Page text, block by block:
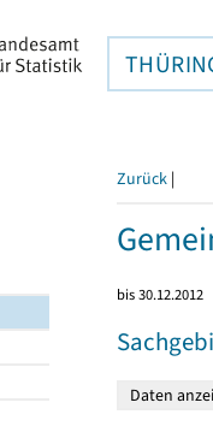
Zurück |
bis 30.12.2012